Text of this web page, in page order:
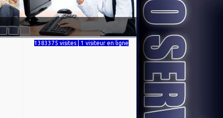
1383375 visites | 1 visiteur en ligne